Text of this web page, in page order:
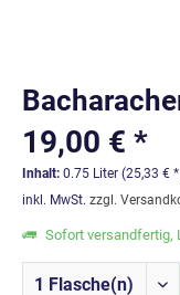
19,00 € *
Inhalt: 0.75 Liter (25,33 €
inkl. MwSt. zzgl.
Sofort versandfertig,